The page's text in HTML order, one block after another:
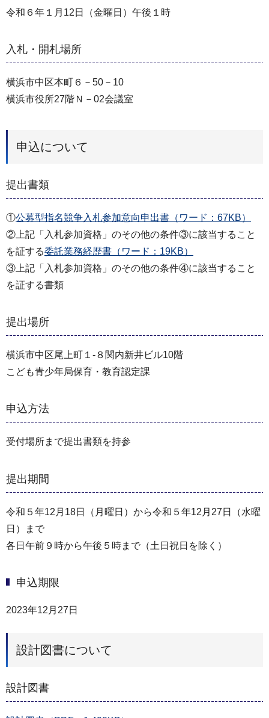
令和６年１月12日（金曜日）午後１時
入札・開札場所
横浜市中区本町６－50－10
横浜市役所27階Ｎ－02会議室
申込について
提出書類
①公募型指名競争入札参加意向申出書（ワード：67KB）
②上記「入札参加資格」のその他の条件③に該当すること
を証する委託業務経歴書（ワード：19KB）
③上記「入札参加資格」のその他の条件④に該当すること
を証する書類
提出場所
横浜市中区尾上町１‐８関内新井ビル10階
こども青少年局保育・教育認定課
申込方法
受付場所まで提出書類を持参
提出期間
令和５年12月18日（月曜日）から令和５年12月27日（水曜
日）まで
各日午前９時から午後５時まで（土日祝日を除く）
申込期限
2023年12月27日
設計図書について
設計図書